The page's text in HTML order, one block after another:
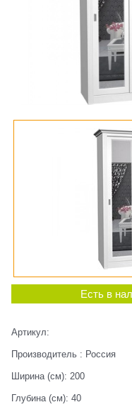
Есть в
Артикул:
Производитель : Россия
Ширина (см): 200
Глубина (см): 40